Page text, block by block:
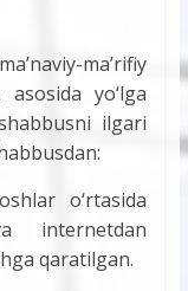
ma’rifiy
yo‘lga
ilgari
o‘rtasida
internetdan
qaratilgan.